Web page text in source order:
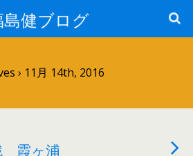
健ブログ
› 11月 14th, 2016
霞ヶ浦